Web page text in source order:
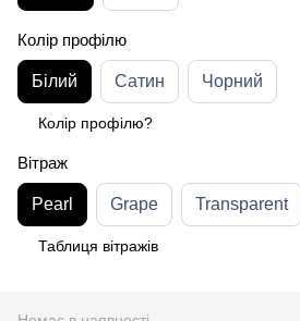
Колір профілю
Білий Сатин Чорний
Колір профілю?
Вітраж
Pearl Grape Transparent
Таблиця вітражів